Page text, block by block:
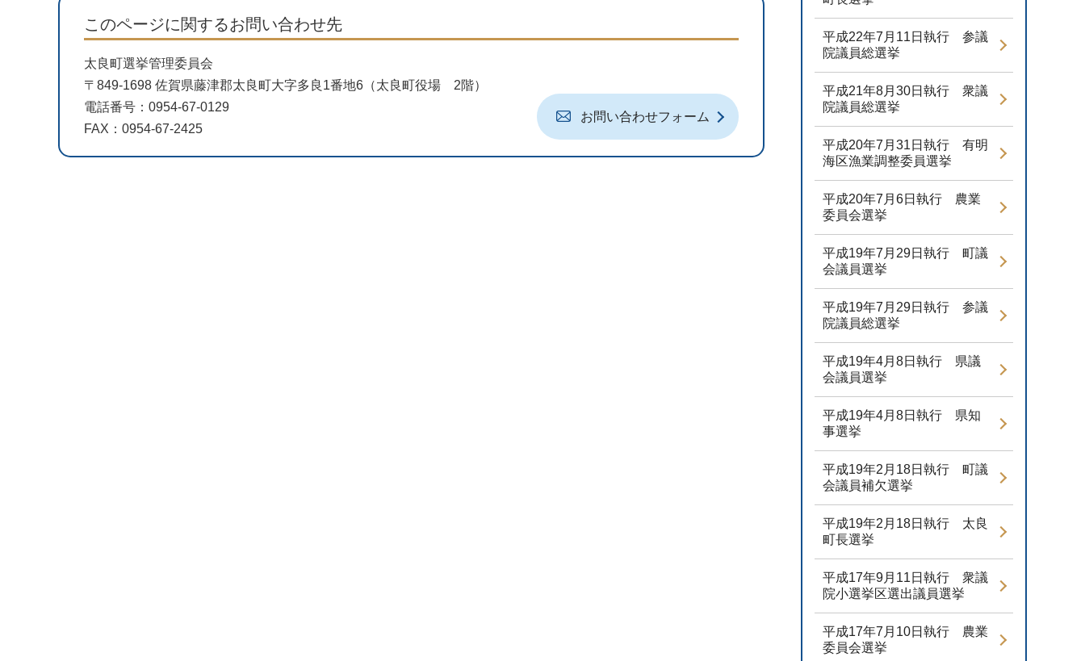
平成22年7月11日執行 参議
院議員総選挙
平成21年8月30日執行 衆議
院議員総選挙
平成20年7月31日執行 有明
海区漁業調整委員選挙
平成20年7月6日執行 農業
委員会選挙
平成19年7月29日執行 町議
会議員選挙
平成19年7月29日執行 参議
院議員総選挙
平成19年4月8日執行 県議
会議員選挙
平成19年4月8日執行 県知
事選挙
平成19年2月18日執行 町議
会議員補欠選挙
平成19年2月18日執行 太良
町長選挙
平成17年9月11日執行 衆議
院小選挙区選出議員選挙
平成17年7月10日執行 農業
委員会選挙
このページに関するお問い合わせ先
太良町選挙管理委員会
〒849-1698 佐賀県藤津郡太良町大字多良1番地6（太良町役場 2階）
電話番号：0954-67-0129
FAX：0954-67-2425
お問い合わせフォーム